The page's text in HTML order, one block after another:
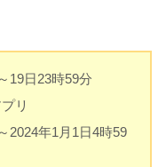
19日23時59分
リ
2024年1月1日4時59